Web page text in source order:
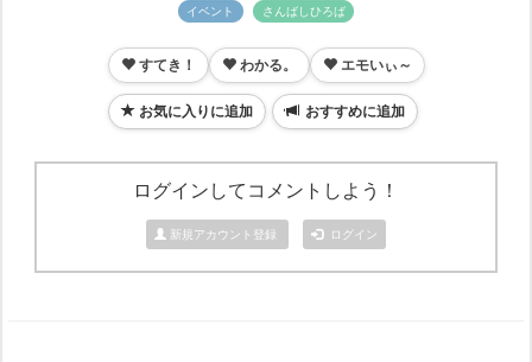
イベント さんばしひろば
すてき！ わかる。 エモいぃ～
お気に入りに追加 おすすめに追加
ログインしてコメントしよう！
新規アカウント登録 ログイン